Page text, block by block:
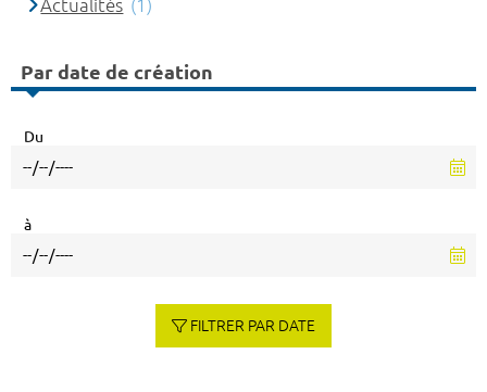
Actualités (1)
Par date de création
Du
à
FILTRER PAR DATE